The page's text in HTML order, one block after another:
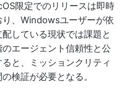
限定でのリリースは即時
、Windowsユーザーが依
している現状では課題と
エージェント信頼性と公
と、ミッションクリティ
検証が必要となる。